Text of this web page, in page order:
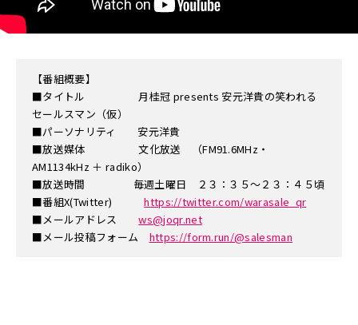
【番組概要】
■タイトル 月桂冠 presents 安元洋貴の笑われる
セールスマン（仮）
■パーソナリティ 安元洋貴
■放送媒体 文化放送 （FM91.6MHz・
AM1134kHz ＋ radiko）
■放送時間 毎週土曜日 ２３：３５～２３：４５頃
■番組X(Twitter)https://twitter.com/warasale_qr
■メールアドレスws@joqr.net
■メール投稿フォーム https://form.run/@salesman